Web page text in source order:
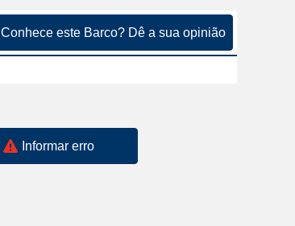
este Barco? Dê a sua opinião
Informar erro